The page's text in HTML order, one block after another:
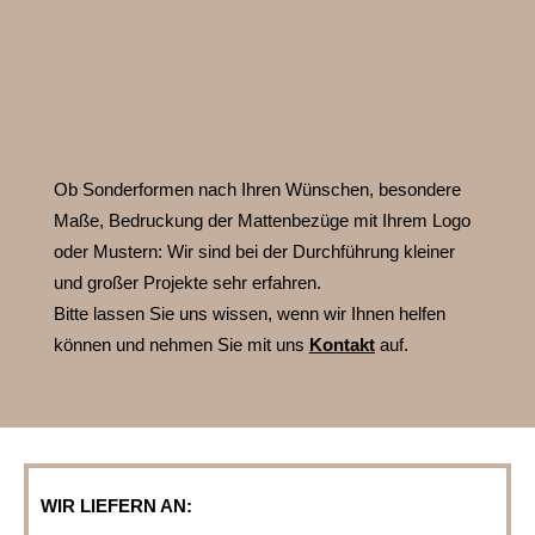
Ob Sonderformen nach Ihren Wünschen, besondere
Maße, Bedruckung der Mattenbezüge mit Ihrem Logo
oder Mustern: Wir sind bei der Durchführung kleiner
und großer Projekte sehr erfahren.
Bitte lassen Sie uns wissen, wenn wir Ihnen helfen
können und nehmen Sie mit uns Kontaktauf.
WIR LIEFERN AN: